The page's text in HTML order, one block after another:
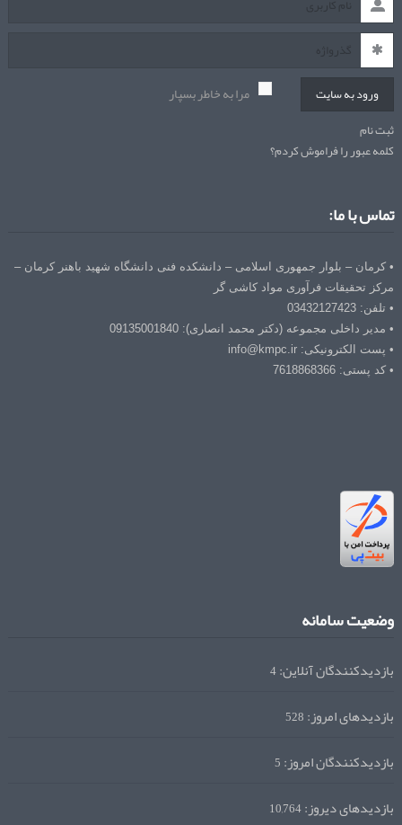
ورود به سایت مرا به خاطر بسپار
ثبت نام
کلمه عبور را فراموش کردم؟
تماس با ما:
• کرمان – بلوار جمهوری اسلامی – دانشکده فنی دانشگاه شهید باهنر کرمان –
مرکز تحقیقات فرآوری مواد کاشی گر
• تلفن: 03432127423
• مدیر داخلی مجموعه (دکتر محمد انصاری): 09135001840
• پست الکترونیکی: info@kmpc.ir
• کد پستی: 7618868366
وضعیت سامانه
بازدیدکنندگان آنلاین:4
بازدیدهای امروز:528
بازدیدکنندگان امروز:5
بازدیدهای دیروز:10,764